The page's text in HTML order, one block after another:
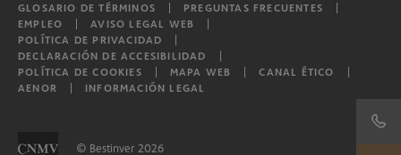
Bestinver Consumo Global, F.I.L.
Bestinver Tordesillas, F.I.L.
GLOSARIO DE TÉRMINOS
PREGUNTAS FRECUENTES
EMPLEO
AVISO LEGAL WEB
POLÍTICA DE PRIVACIDAD
DECLARACIÓN DE ACCESIBILIDAD
POLÍTICA DE COOKIES
MAPA WEB
CANAL ÉTICO
AENOR
INFORMACIÓN LEGAL
© Bestinver 2026